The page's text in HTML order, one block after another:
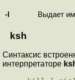
-l Выдает
ksh
Синтаксис
интерпретаторе